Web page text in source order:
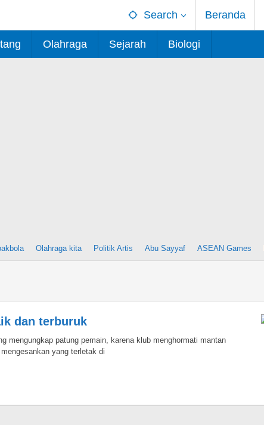
Search Beranda
Olahraga Sejarah Biologi
Olahraga kita Politik Artis Abu Sayyaf ASEAN Games
dan terburuk
mengungkap patung pemain, karena klub menghormati mantan
yang terletak di